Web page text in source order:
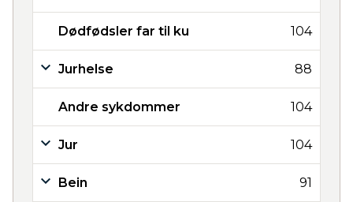
Dødfødsler far til ku 104
Jurhelse 88
Andre sykdommer 104
Jur 104
Bein 91